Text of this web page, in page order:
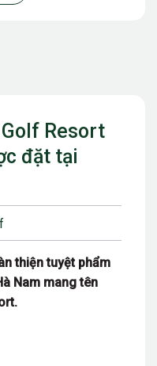
Golf Resort
đặt tại
thiện tuyệt phẩm
Nam mang tên